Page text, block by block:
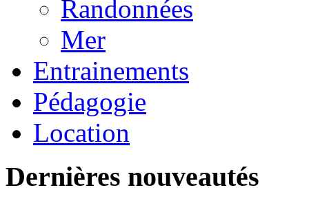
Randonnées
Mer
Entrainements
Pédagogie
Location
Dernières nouveautés